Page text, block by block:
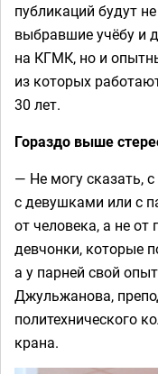
публикаций будут
выбравшие учёбу и
на КГМК, но и
из которых
30 лет.
Гораздо выше
— Не могу сказать,
с девушками или с
от человека, а не
девчонки, которые
а у парней свой
Джульжанова,
политехнического
крана.